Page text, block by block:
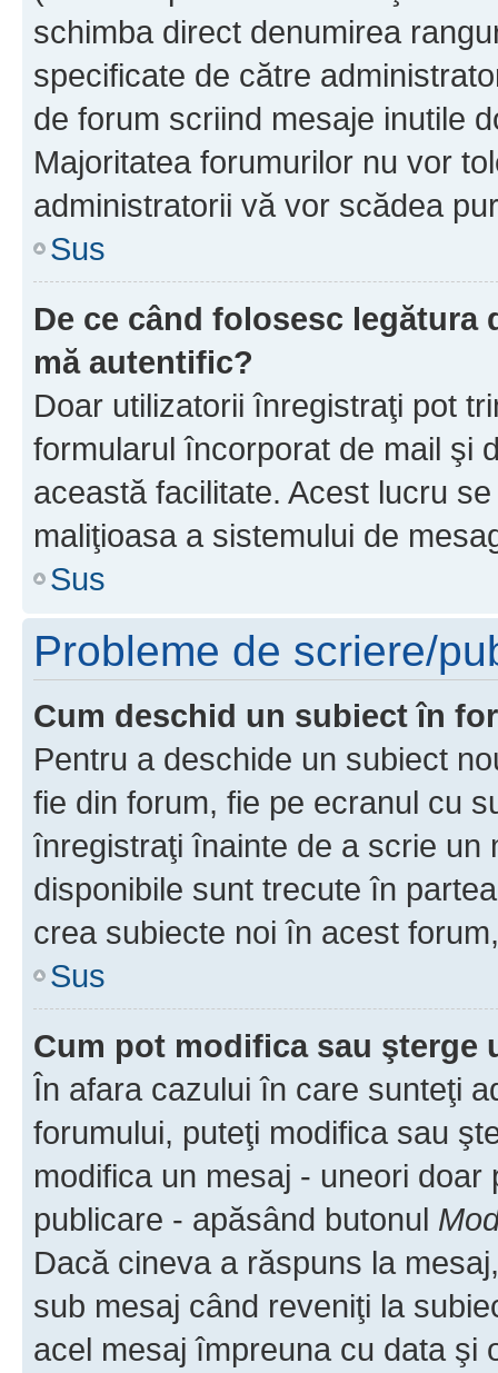
schimba direct denumirea
specificate de către
de forum scriind mesaje inutile
Majoritatea forumurilor nu vor
administratorii vă vor scădea
Sus
De ce când folosesc
mă autentific?
Doar utilizatorii înregistraţi pot
formularul încorporat de mail şi
această facilitate. Acest lucru
maliţioasa a sistemului de
Sus
Probleme de scriere/
Cum deschid un subiect în
Pentru a deschide un subiect
fie din forum, fie pe ecranul cu
înregistraţi înainte de a scrie un
disponibile sunt trecute în
crea subiecte noi în acest
Sus
Cum pot modifica sau şterge
În afara cazului în care sunteţi
forumului, puteţi modifica sau
modifica un mesaj - uneori
publicare - apăsând butonul
Dacă cineva a răspuns la
sub mesaj când reveniţi la
acel mesaj împreuna cu data şi